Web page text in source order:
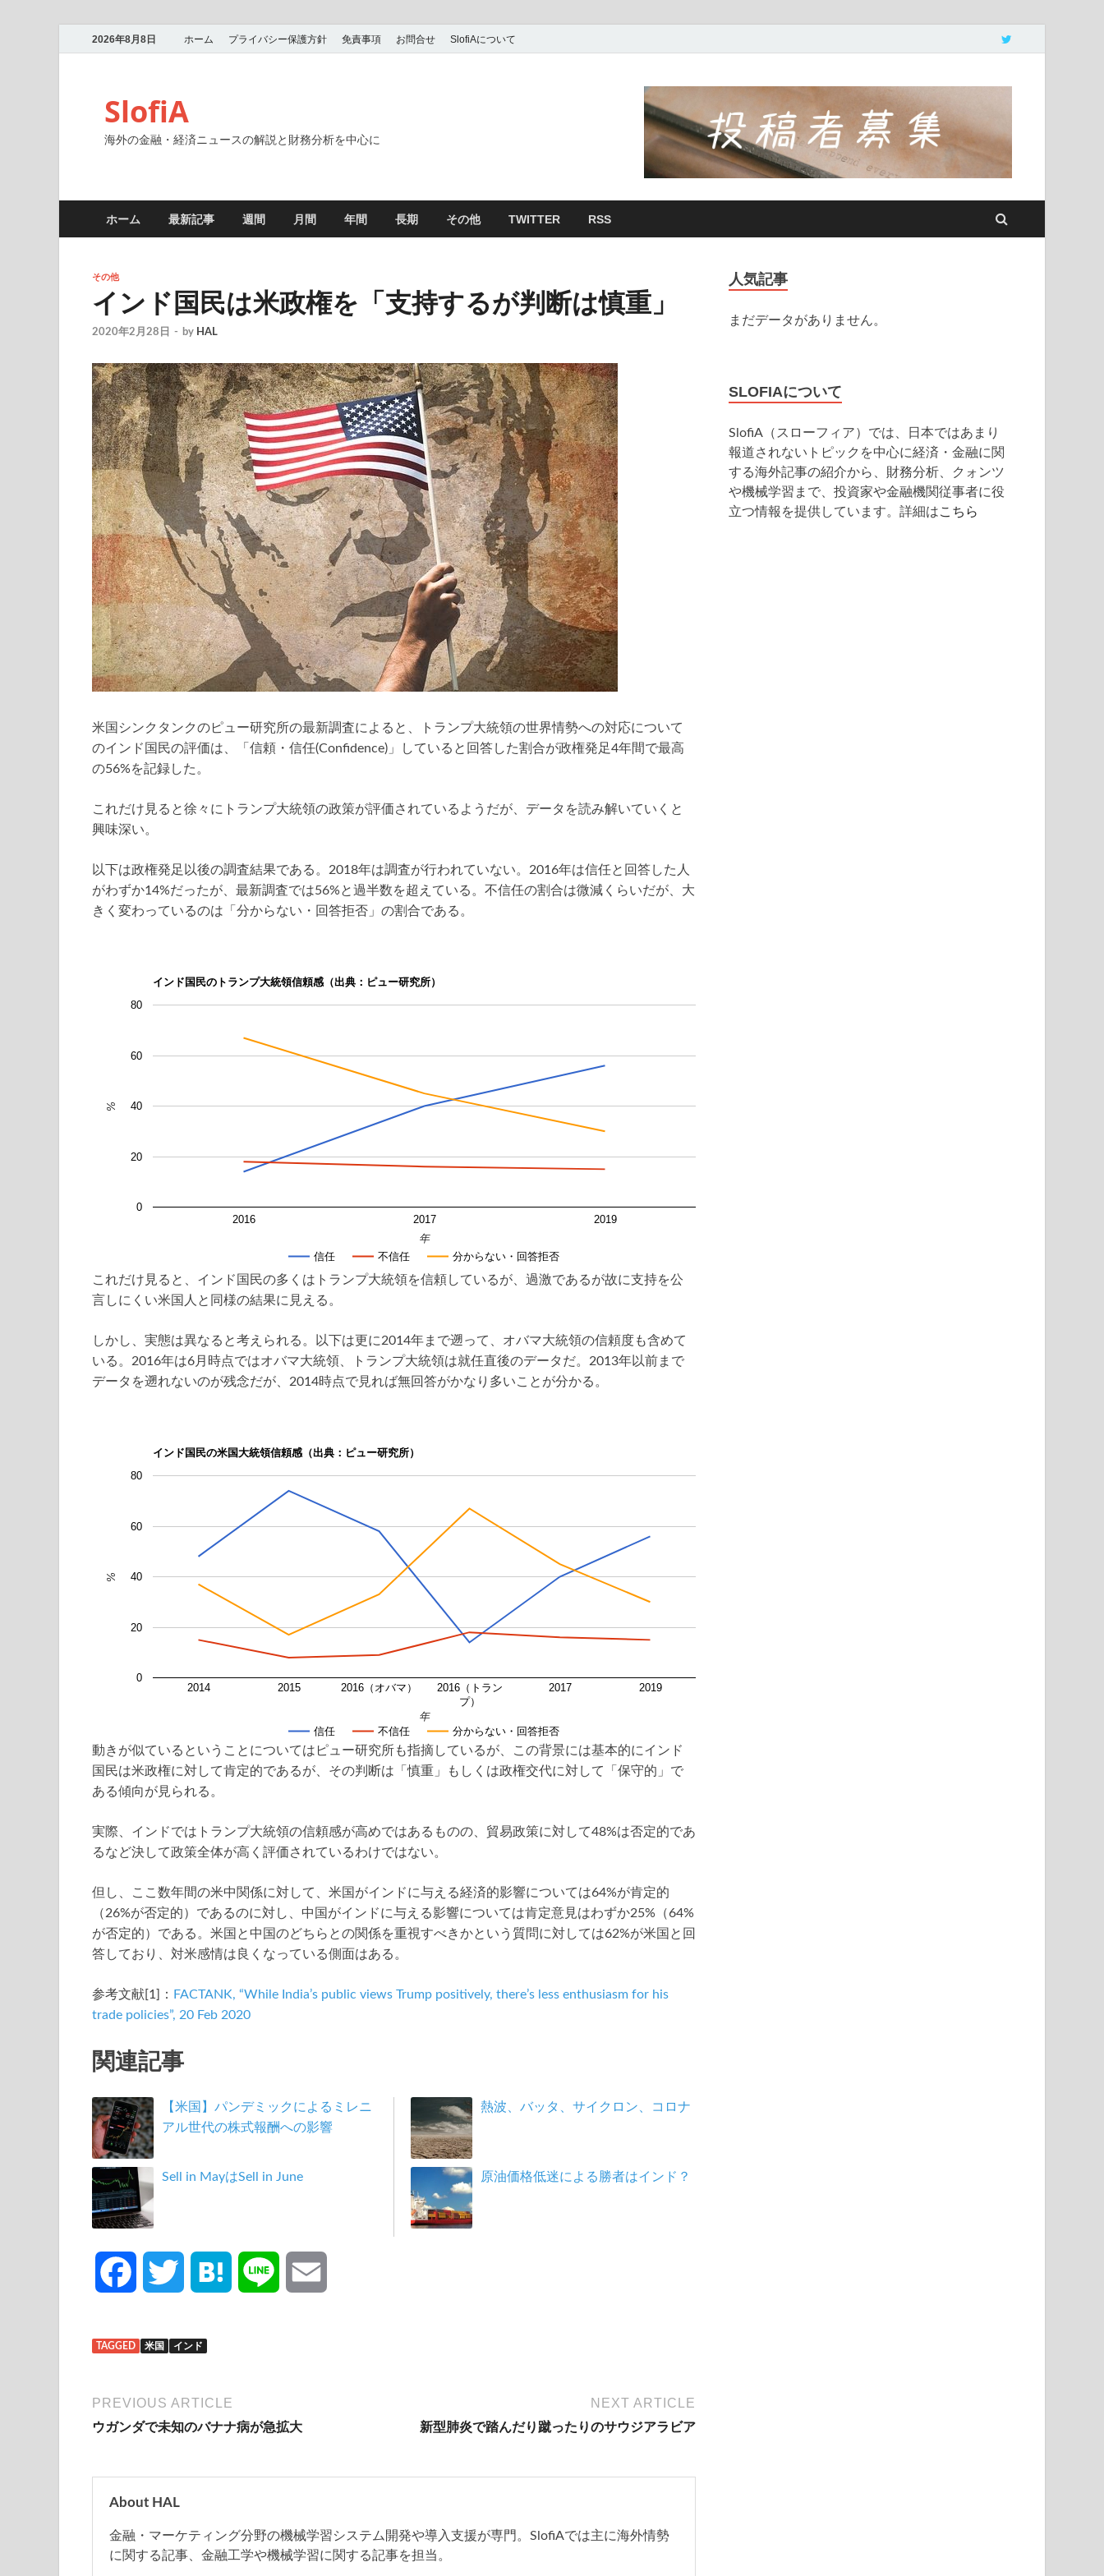
2026年8月8日 ホーム プライバシー保護方針 免責事項 お問合せ SlofiAについて
SlofiA
海外の金融・経済ニュースの解説と財務分析を中心に
ホーム 最新記事 週間 月間 年間 長期 その他 TWITTER RSS
その他
インド国民は米政権を「支持するが判断は慎重」
2020年2月28日 - by HAL
米国シンクタンクのピュー研究所の最新調査によると、トランプ大統領の世界情勢への対応について
のインド国民の評価は、「信頼・信任(Confidence)」していると回答した割合が政権発足4年間で最高
の56%を記録した。
これだけ見ると徐々にトランプ大統領の政策が評価されているようだが、データを読み解いていくと
興味深い。
以下は政権発足以後の調査結果である。2018年は調査が行われていない。2016年は信任と回答した人
がわずか14%だったが、最新調査では56%と過半数を超えている。不信任の割合は微減くらいだが、大
きく変わっているのは「分からない・回答拒否」の割合である。
インド国民のトランプ大統領信頼感（出典：ピュー研究所）
信任 不信任 分からない・回答拒否
2016 2017 2019
0
20
40
60
80
年
%
これだけ見ると、インド国民の多くはトランプ大統領を信頼しているが、過激であるが故に支持を公
言しにくい米国人と同様の結果に見える。
しかし、実態は異なると考えられる。以下は更に2014年まで遡って、オバマ大統領の信頼度も含めて
いる。2016年は6月時点ではオバマ大統領、トランプ大統領は就任直後のデータだ。2013年以前まで
データを遡れないのが残念だが、2014時点で見れば無回答がかなり多いことが分かる。
インド国民の米国大統領信頼感（出典：ピュー研究所）
信任 不信任 分からない・回答拒否
2014 2015 2016（オバマ）
2016（トラン
プ）
2017 2019
0
20
40
60
80
年
%
動きが似ているということについてはピュー研究所も指摘しているが、この背景には基本的にインド
国民は米政権に対して肯定的であるが、その判断は「慎重」もしくは政権交代に対して「保守的」で
ある傾向が見られる。
実際、インドではトランプ大統領の信頼感が高めではあるものの、貿易政策に対して48%は否定的であ
るなど決して政策全体が高く評価されているわけではない。
但し、ここ数年間の米中関係に対して、米国がインドに与える経済的影響については64%が肯定的
（26%が否定的）であるのに対し、中国がインドに与える影響については肯定意見はわずか25%（64%
が否定的）である。米国と中国のどちらとの関係を重視すべきかという質問に対しては62%が米国と回
答しており、対米感情は良くなっている側面はある。
参考文献[1]：
FACTANK, “While India’s public views Trump positively, there’s less enthusiasm for his
trade policies”, 20 Feb 2020
関連記事
【米国】パンデミックによるミレニ
アル世代の株式報酬への影響
Sell in MayはSell in June
熱波、バッタ、サイクロン、コロナ
原油価格低迷による勝者はインド？
c
e
b
o
k
i
t
t
e
n
a
TAGGED 米国 インド
PREVIOUS ARTICLE
ウガンダで未知のバナナ病が急拡大
NEXT ARTICLE
新型肺炎で踏んだり蹴ったりのサウジアラビア
About HAL
金融・マーケティング分野の機械学習システム開発や導入支援が専門。SlofiAでは主に海外情勢
に関する記事、金融工学や機械学習に関する記事を担当。
人気記事
まだデータがありません。
SLOFIAについて
SlofiA（スローフィア）では、日本ではあまり
報道されないトピックを中心に経済・金融に関
する海外記事の紹介から、財務分析、クォンツ
や機械学習まで、投資家や金融機関従事者に役
立つ情報を提供しています。詳細はこちら